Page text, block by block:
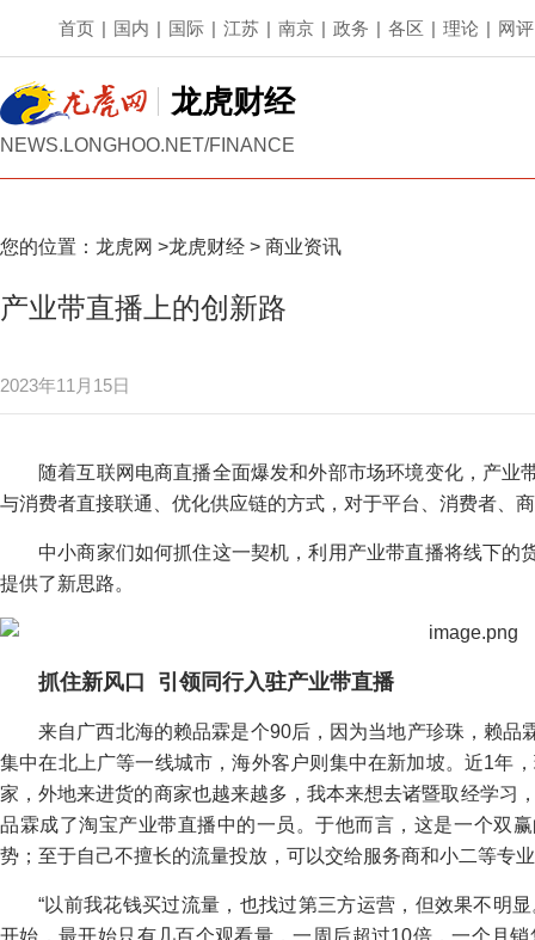
首页 | 国内 | 国际 | 江苏 | 南京 | 政务 | 各区 | 理论 | 网评
龙虎财经
NEWS.LONGHOO.NET/FINANCE
您的位置： 龙虎网 >龙虎财经 > 商业资讯
产业带直播上的创新路
2023年11月15日
随着互联网电商直播全面爆发和外部市场环境变化，产
与消费者直接联通、优化供应链的方式，对于平台、消费者、
中小商家们如何抓住这一契机，利用产业带直播将线下的
提供了新思路。
抓住新风口 引领同行入驻产业带直播
来自广西北海的赖品霖是个90后，因为当地产珍珠，赖
集中在北上广等一线城市，海外客户则集中在新加坡。近1年
家，外地来进货的商家也越来越多，我本来想去诸暨取经学习
品霖成了淘宝产业带直播中的一员。于他而言，这是一个双
势；至于自己不擅长的流量投放，可以交给服务商和小二等专
“以前我花钱买过流量，也找过第三方运营，但效果不明
开始，最开始只有几百个观看量，一周后超过10倍，一个月